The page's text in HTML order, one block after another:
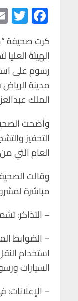
F
ac
e
b
o
o
k
T
ttكرت صحيفة
الهيئة
رسوم على
مدينة
الملك
وأضحت
التحفيز
العام التي
مباشرة
– التذاكر:
– الضوابط
استخدام
السيارات
–